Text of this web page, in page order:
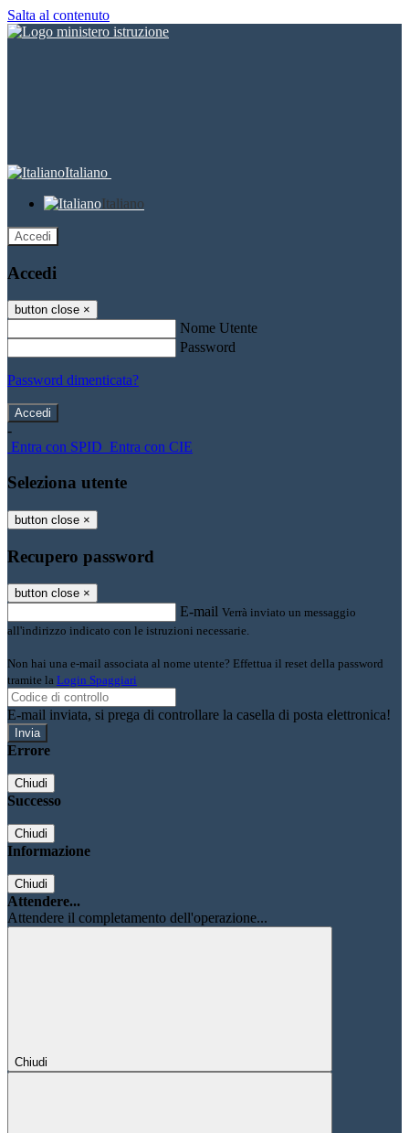
Salta al contenuto
Italiano
Italiano
Accedi
Accedi
button close ×
Nome Utente
Password
Password dimenticata?
-
Entra con SPID Entra con CIE
Seleziona utente
button close ×
Recupero password
button close ×
E-mail Verrà inviato un messaggio
all'indirizzo indicato con le istruzioni necessarie.
Non hai una e-mail associata al nome utente? Effettua il reset della password
tramite la Login Spaggiari
E-mail inviata, si prega di controllare la casella di posta elettronica!
Errore
Chiudi
Successo
Chiudi
Informazione
Chiudi
Attendere...
Attendere il completamento dell'operazione...
Chiudi